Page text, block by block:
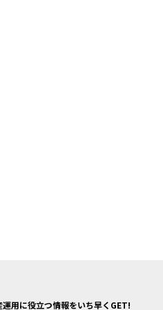
運用に役立つ情報をいち早くGET!